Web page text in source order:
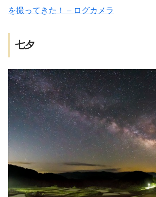
を撮ってきた！ – ログカメラ
七夕